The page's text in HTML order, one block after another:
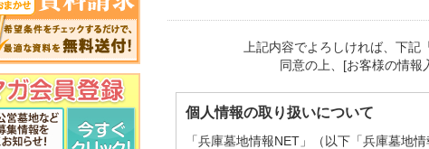
上記内容でよろしければ、下記
同意の上、[お客様の情報
個人情報の取り扱いについて
「兵庫墓地情報NET」（以下「兵庫墓地